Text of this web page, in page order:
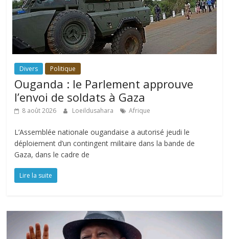
Divers Politique
Ouganda : le Parlement approuve
l’envoi de soldats à Gaza
8 août 2026 Loeildusahara Afrique
L’Assemblée nationale ougandaise a autorisé jeudi le
déploiement d’un contingent militaire dans la bande de
Gaza, dans le cadre de
Lire la suite